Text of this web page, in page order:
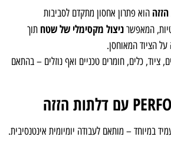
הוא פתרון אחסון מתקדם לסביבות
המאפשרניצול מקסימלי של שטח תוך
על הציוד המאוחסן.
ציוד, כלים, חומרים טכניים ואף נוזלים – בהתאם
במיוחד – מותאם לעבודה יומיומית אינטנסיבית.